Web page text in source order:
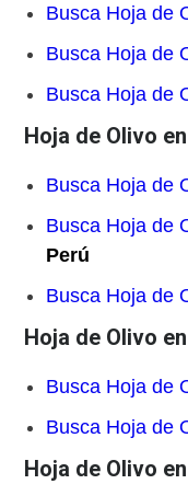
Busca Hoja de
Busca Hoja de
Busca Hoja de
Hoja de Olivo
Busca Hoja de
Busca Hoja de
Perú
Busca Hoja de
Hoja de Olivo
Busca Hoja de
Busca Hoja de
Hoja de Olivo